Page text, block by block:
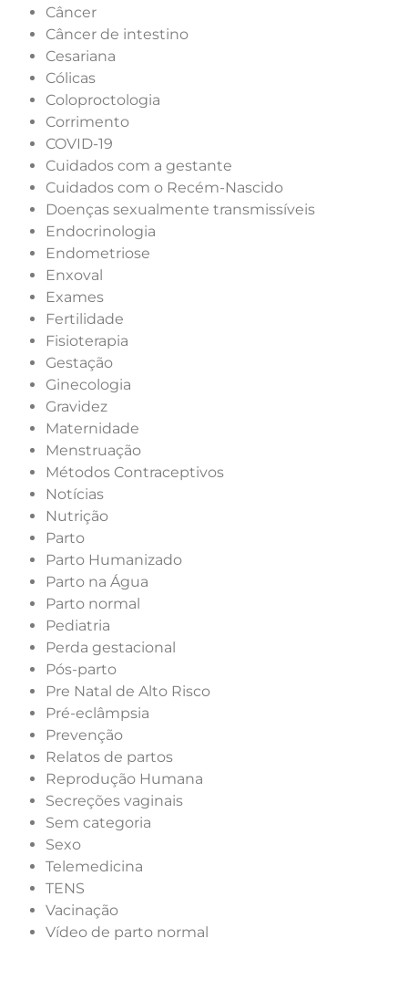
Câncer
Câncer de intestino
Cesariana
Cólicas
Coloproctologia
Corrimento
COVID-19
Cuidados com a gestante
Cuidados com o Recém-Nascido
Doenças sexualmente transmissíveis
Endocrinologia
Endometriose
Enxoval
Exames
Fertilidade
Fisioterapia
Gestação
Ginecologia
Gravidez
Maternidade
Menstruação
Métodos Contraceptivos
Notícias
Nutrição
Parto
Parto Humanizado
Parto na Água
Parto normal
Pediatria
Perda gestacional
Pós-parto
Pre Natal de Alto Risco
Pré-eclâmpsia
Prevenção
Relatos de partos
Reprodução Humana
Secreções vaginais
Sem categoria
Sexo
Telemedicina
TENS
Vacinação
Vídeo de parto normal